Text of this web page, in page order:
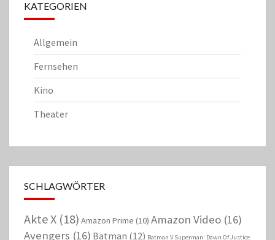
KATEGORIEN
Allgemein
Fernsehen
Kino
Theater
SCHLAGWÖRTER
Akte X (18) Amazon Prime (10) Amazon Video (16)
Avengers (16) Batman (12) Batman V Superman: Dawn Of Justice